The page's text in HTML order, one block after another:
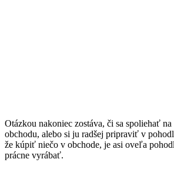
Otázkou nakoniec zostáva, či sa spoliehať
obchodu, alebo si ju radšej pripraviť v
že kúpiť niečo v obchode, je asi oveľa
prácne vyrábať.